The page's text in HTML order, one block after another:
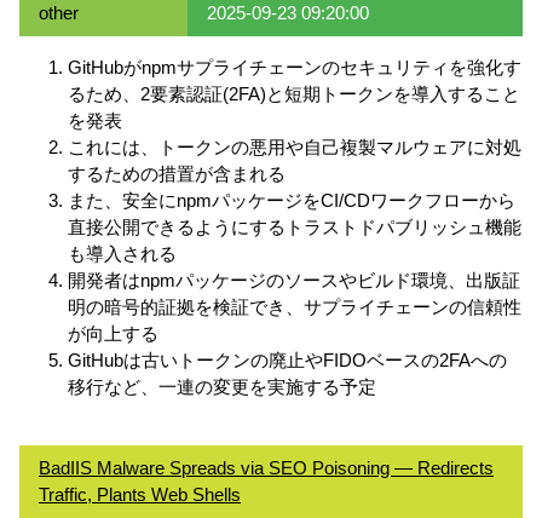
other 2025-09-23 09:20:00
GitHubがnpmサプライチェーンのセキュリティを強化す
るため、2要素認証(2FA)と短期トークンを導入すること
を発表
これには、トークンの悪用や自己複製マルウェアに対処
するための措置が含まれる
また、安全にnpmパッケージをCI/CDワークフローから
直接公開できるようにするトラストドパブリッシュ機能
も導入される
開発者はnpmパッケージのソースやビルド環境、出版証
明の暗号的証拠を検証でき、サプライチェーンの信頼性
が向上する
GitHubは古いトークンの廃止やFIDOベースの2FAへの
移行など、一連の変更を実施する予定
BadIIS Malware Spreads via SEO Poisoning — Redirects
Traffic, Plants Web Shells